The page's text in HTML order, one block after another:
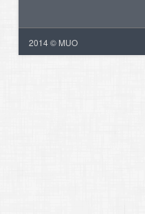
2014 © MUO